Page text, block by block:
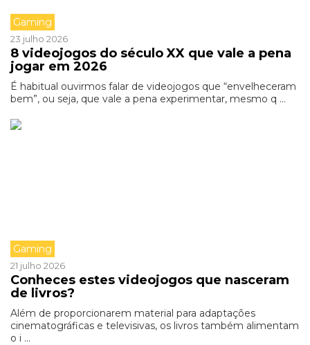
Gaming
23 julho 2026
8 videojogos do século XX que vale a pena
jogar em 2026
É habitual ouvirmos falar de videojogos que “envelheceram
bem”, ou seja, que vale a pena experimentar, mesmo q ...
Gaming
21 julho 2026
Conheces estes videojogos que nasceram
de livros?
Além de proporcionarem material para adaptações
cinematográficas e televisivas, os livros também alimentam
o i ...